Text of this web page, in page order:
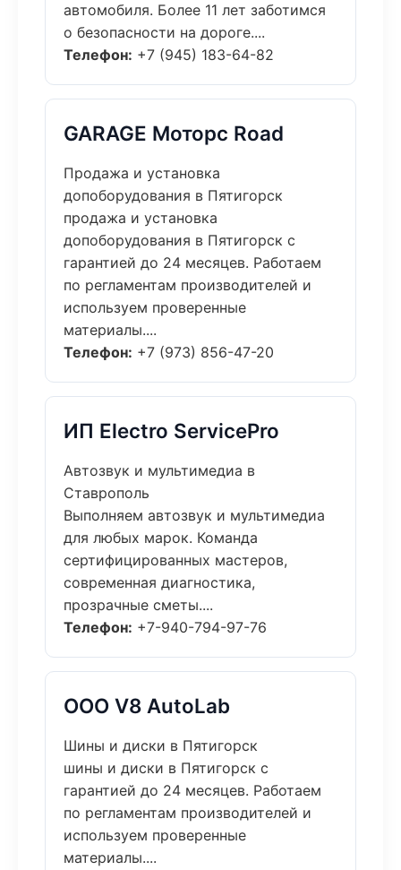
автомобиля. Более 11 лет заботимся
о безопасности на дороге....
Телефон: +7 (945) 183-64-82
GARAGE Моторс Road
Продажа и установка
допоборудования в Пятигорск
продажа и установка
допоборудования в Пятигорск с
гарантией до 24 месяцев. Работаем
по регламентам производителей и
используем проверенные
материалы....
Телефон: +7 (973) 856-47-20
ИП Electro ServicePro
Автозвук и мультимедиа в
Ставрополь
Выполняем автозвук и мультимедиа
для любых марок. Команда
сертифицированных мастеров,
современная диагностика,
прозрачные сметы....
Телефон: +7-940-794-97-76
ООО V8 AutoLab
Шины и диски в Пятигорск
шины и диски в Пятигорск с
гарантией до 24 месяцев. Работаем
по регламентам производителей и
используем проверенные
материалы....